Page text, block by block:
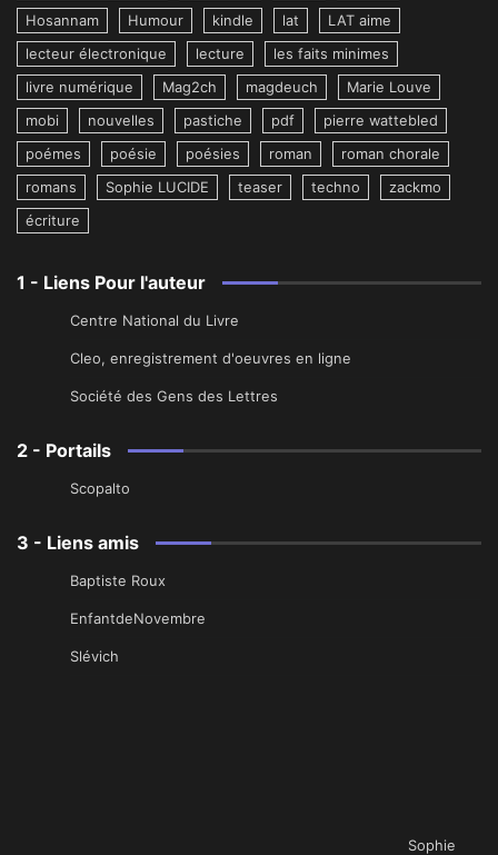
Hosannam
Humour kindle lat
LAT aime
lecteur électronique
lecture
les faits minimes
livre numérique
Mag2ch magdeuch
Marie Louve
mobi
nouvelles pastiche pdf
pierre wattebled
poémes
poésie poésies roman
roman chorale
romans
Sophie LUCIDE teaser techno
zackmo
écriture
1 - Liens Pour l'auteur
Centre National du Livre
Cleo, enregistrement d'oeuvres en ligne
Société des Gens des Lettres
2 - Portails
Scopalto
3 - Liens amis
Baptiste Roux
EnfantdeNovembre
Slévich
Sophie